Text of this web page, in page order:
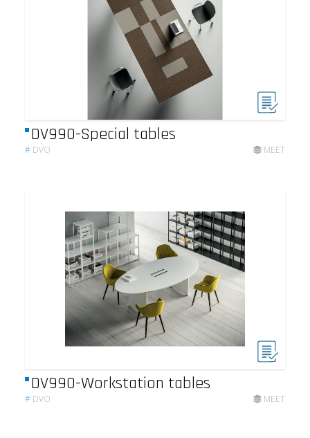
DV990-Special tables
# DVO MEET
DV990-Workstation tables
# DVO MEET